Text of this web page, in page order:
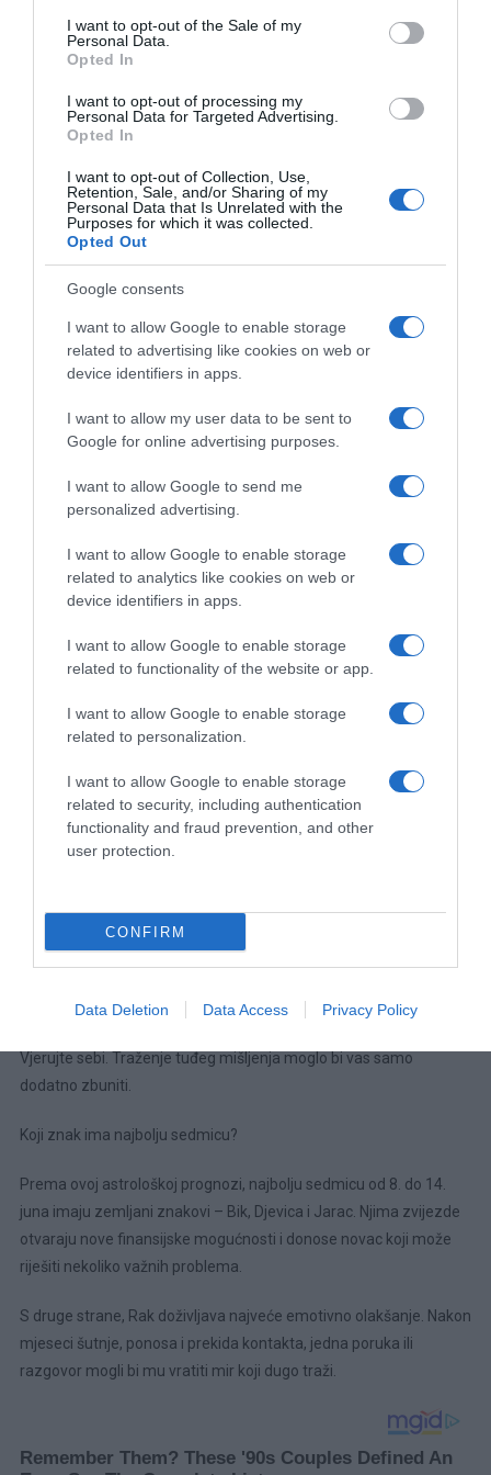
consent section.
I want to opt-out of the Sale of my
Personal Data.
Opted In
I want to opt-out of processing my
Personal Data for Targeted Advertising.
Opted In
I want to opt-out of Collection, Use,
Retention, Sale, and/or Sharing of my
Personal Data that Is Unrelated with the
Purposes for which it was collected.
Opted Out
Google consents
I want to allow Google to enable storage
related to advertising like cookies on web or
device identifiers in apps.
I want to allow my user data to be sent to
Google for online advertising purposes.
I want to allow Google to send me
personalized advertising.
I want to allow Google to enable storage
related to analytics like cookies on web or
device identifiers in apps.
I want to allow Google to enable storage
related to functionality of the website or app.
I want to allow Google to enable storage
related to personalization.
I want to allow Google to enable storage
related to security, including authentication
functionality and fraud prevention, and other
user protection.
CONFIRM
Data Deletion Data Access Privacy Policy
Nešto što je dugo bilo skriveno sada izlazi na površinu. Ovoga
puta situacija radi za vas, a ne protiv vas.
Dobijate važan adut baš kada ga najmanje očekujete. Ne
otkrivajte svoje planove unaprijed. Strpljenje i diskrecija donose
Strijelac: Putovanje ili selidba dobijaju zeleno svjetlo
Strijelcima hrabrosti nikada nije nedostajalo, a ove sedmice ona
donosi nagradu. Plan koji ste dugo odgađali, bilo da je riječ o
putovanju ili promjeni mjesta stanovanja, počinje da poprima
konkretan oblik.
Jarac: Treći znak kojem stiže novac, ali postepeno
Jarac je posljednji među znakovima kojima ova sedmica donosi
ozbiljniji priliv novca. Kod vas se to ne događa naglo, već korak po
Ono što ste dugo gradili počinje donositi rezultate. Ne dirajte
Vodolija: Neočekivan susret pokreće nešto novo
Sredinom sedmice dolazi do susreta koji niste planirali. Ta osoba
može otvoriti vrata novoj ideji ili prilici.
Budite otvoreni za razgovor, ali ne donosite odluke odmah.
Najbolje prilike vrijedi pustiti da malo odstoje prije konačnog
odgovora.
Ribe ove sedmice osjećaju više nego što žele priznati. Ono što
vikenda, naročito kada je riječ o jednoj osobi.
Vjerujte sebi. Traženje tuđeg mišljenja moglo bi vas samo
dodatno zbuniti.
Koji znak ima najbolju sedmicu?
Prema ovoj astrološkoj prognozi, najbolju sedmicu od 8. do 14.
juna imaju zemljani znakovi – Bik, Djevica i Jarac. Njima zvijezde
otvaraju nove finansijske mogućnosti i donose novac koji može
riješiti nekoliko važnih problema.
S druge strane, Rak doživljava najveće emotivno olakšanje. Nakon
mjeseci šutnje, ponosa i prekida kontakta, jedna poruka ili
razgovor mogli bi mu vratiti mir koji dugo traži.